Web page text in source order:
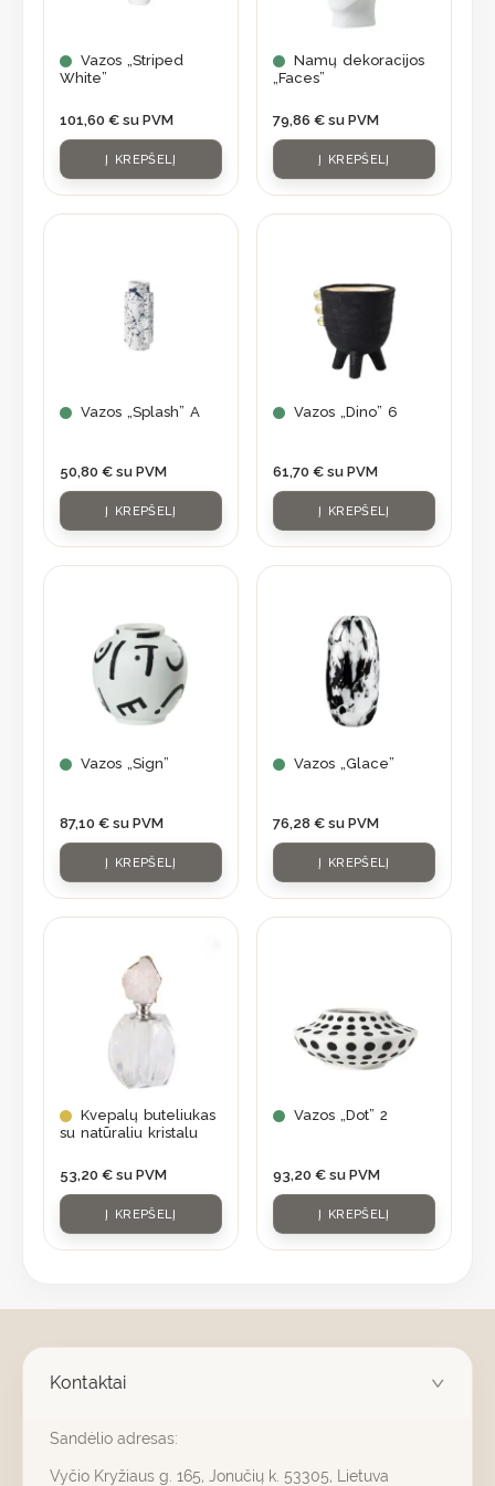
Vazos „Striped
White”
101,60 € su PVM
Į KREPŠELĮ
Namų dekoracijos
„Faces”
79,86 € su PVM
Į KREPŠELĮ
Vazos „Splash” A
50,80 € su PVM
Į KREPŠELĮ
Vazos „Dino” 6
61,70 € su PVM
Į KREPŠELĮ
Vazos „Sign”
87,10 € su PVM
Į KREPŠELĮ
Vazos „Glace”
76,28 € su PVM
Į KREPŠELĮ
Kvepalų buteliukas
su natūraliu kristalu
53,20 € su PVM
Į KREPŠELĮ
Vazos „Dot” 2
93,20 € su PVM
Į KREPŠELĮ
Kontaktai
Sandėlio adresas:
Vyčio Kryžiaus g. 165, Jonučių k. 53305, Lietuva